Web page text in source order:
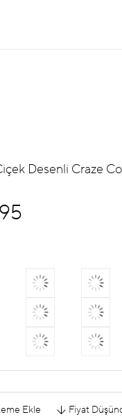
Desenli Craze
Ekle Fiyat